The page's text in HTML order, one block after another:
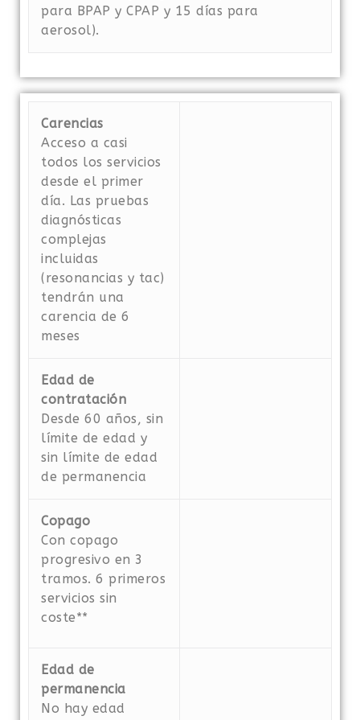
para BPAP y CPAP y 15 días para
aerosol).
Carencias
Acceso a casi
todos los servicios
desde el primer
día. Las pruebas
diagnósticas
complejas
incluidas
(resonancias y tac)
tendrán una
carencia de 6
meses
Edad de
contratación
Desde 60 años, sin
límite de edad y
sin límite de edad
de permanencia
Copago
Con copago
progresivo en 3
tramos. 6 primeros
servicios sin
coste**
Edad de
permanencia
No hay edad